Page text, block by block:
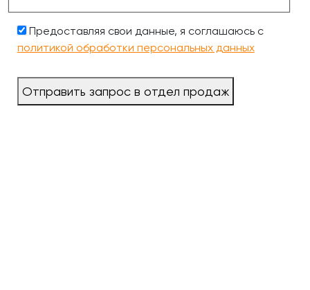
Предоставляя свои данные, я соглашаюсь с
политикой обработки персональных данных
Отправить запрос в отдел продаж